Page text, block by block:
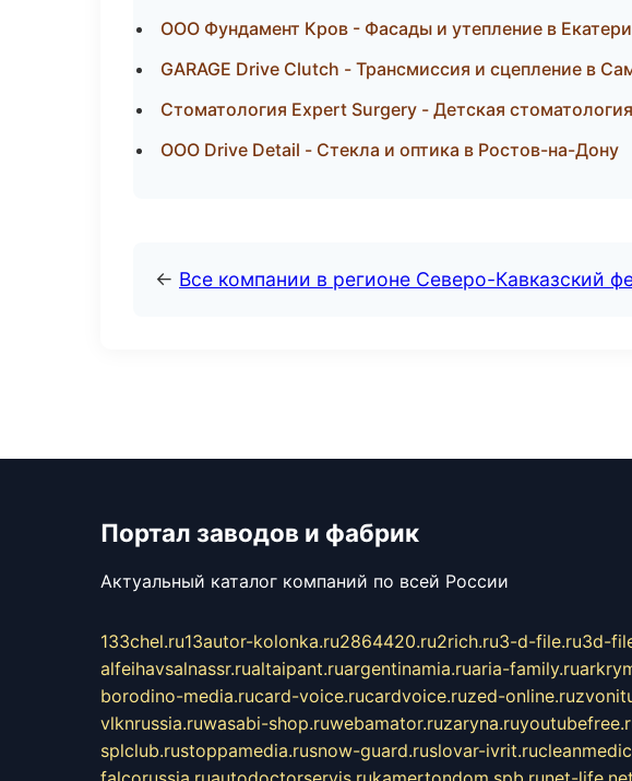
ООО Фундамент Кров - Фасады и утепление в
GARAGE Drive Clutch - Трансмиссия и сцепление в
Стоматология Expert Surgery - Детская
ООО Drive Detail - Стекла и оптика в Ростов-на-Дону
← Все компании в регионе Северо-Кавказский
Портал заводов и фабрик
Актуальный каталог компаний по всей России
133chel.ru13autor-kolonka.ru2864420.ru2rich.ru3-d-file.ru3d-
alfeihavsalnassr.rualtaipant.ruargentinamia.ruaria-family.ru
borodino-media.rucard-voice.rucardvoice.ruzed-online.ru
vlknrussia.ruwasabi-shop.ruwebamator.ruzaryna.ru
splclub.rustoppamedia.rusnow-guard.ruslovar-ivrit.ru